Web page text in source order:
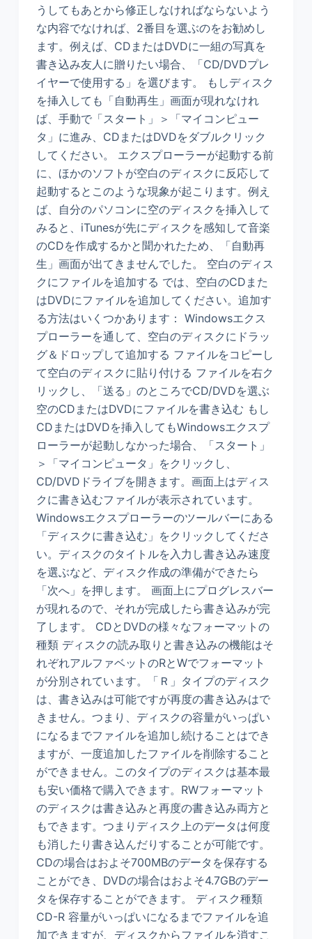
うしてもあとから修正しなければならないよう
な内容でなければ、2番目を選ぶのをお勧めし
ます。例えば、CDまたはDVDに一組の写真を
書き込み友人に贈りたい場合、「CD/DVDプレ
イヤーで使用する」を選びます。 もしディスク
を挿入しても「自動再生」画面が現れなけれ
ば、手動で「スタート」＞「マイコンピュー
タ」に進み、CDまたはDVDをダブルクリック
してください。 エクスプローラーが起動する前
に、ほかのソフトが空白のディスクに反応して
起動するとこのような現象が起こります。例え
ば、自分のパソコンに空のディスクを挿入して
みると、iTunesが先にディスクを感知して音楽
のCDを作成するかと聞かれたため、「自動再
生」画面が出てきませんでした。 空白のディス
クにファイルを追加する では、空白のCDまた
はDVDにファイルを追加してください。追加す
る方法はいくつかあります： Windowsエクス
プローラーを通して、空白のディスクにドラッ
グ＆ドロップして追加する ファイルをコピーし
て空白のディスクに貼り付ける ファイルを右ク
リックし、「送る」のところでCD/DVDを選ぶ
空のCDまたはDVDにファイルを書き込む もし
CDまたはDVDを挿入してもWindowsエクスプ
ローラーが起動しなかった場合、「スタート」
＞「マイコンピュータ」をクリックし、
CD/DVDドライブを開きます。画面上はディス
クに書き込むファイルが表示されています。
Windowsエクスプローラーのツールバーにある
「ディスクに書き込む」をクリックしてくださ
い。ディスクのタイトルを入力し書き込み速度
を選ぶなど、ディスク作成の準備ができたら
「次へ」を押します。 画面上にプログレスバー
が現れるので、それが完成したら書き込みが完
了します。 CDとDVDの様々なフォーマットの
種類 ディスクの読み取りと書き込みの機能はそ
れぞれアルファベットのRとWでフォーマット
が分別されています。「Ｒ」タイプのディスク
は、書き込みは可能ですが再度の書き込みはで
きません。つまり、ディスクの容量がいっぱい
になるまでファイルを追加し続けることはでき
ますが、一度追加したファイルを削除すること
ができません。このタイプのディスクは基本最
も安い価格で購入できます。RWフォーマット
のディスクは書き込みと再度の書き込み両方と
もできます。つまりディスク上のデータは何度
も消したり書き込んだりすることが可能です。
CDの場合はおよそ700MBのデータを保存する
ことができ、DVDの場合はおよそ4.7GBのデー
タを保存することができます。 ディスク種類
CD-R 容量がいっぱいになるまでファイルを追
加できますが、ディスクからファイルを消すこ